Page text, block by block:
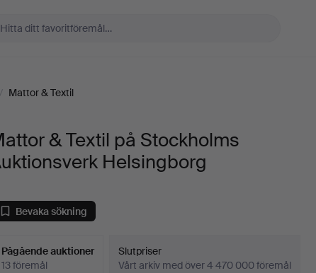
/ Mattor & Textil
& Textil på Stockholms
Helsingborg
Bevaka sökning
Pågående auktioner
13 föremål
Slutpriser
Vårt arkiv med över 4 470 000 föremål